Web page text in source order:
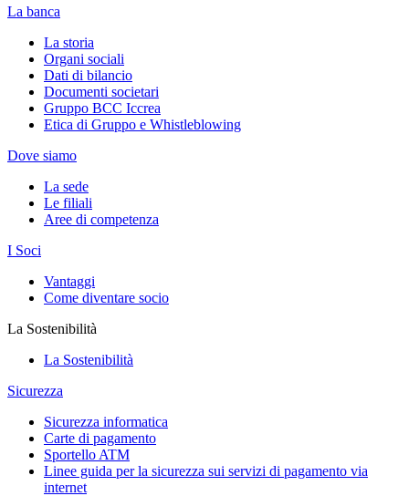
La banca
La storia
Organi sociali
Dati di bilancio
Documenti societari
Gruppo BCC Iccrea
Etica di Gruppo e Whistleblowing
Dove siamo
La sede
Le filiali
Aree di competenza
I Soci
Vantaggi
Come diventare socio
La Sostenibilità
La Sostenibilità
Sicurezza
Sicurezza informatica
Carte di pagamento
Sportello ATM
Linee guida per la sicurezza sui servizi di pagamento via
internet